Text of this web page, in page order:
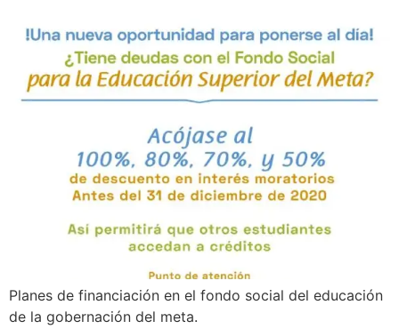
Planes de financiación en el fondo social del educación
de la gobernación del meta.